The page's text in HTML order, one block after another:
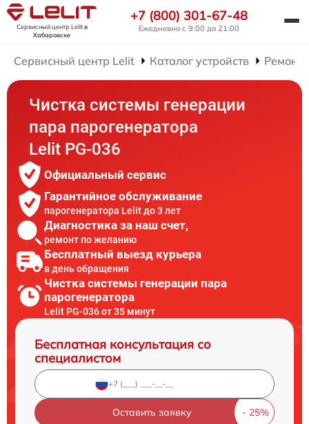
Сервисный центр Lelitв
Хабаровске
+7 (800) 301-67-48
Ежедневно с 9:00 до 21:00
Сервисный центр Lelit Каталог устройств Ремонт
Чистка системы генерации
пара парогенератора
Lelit PG-036
Официальный сервис
Гарантийное обслуживание
парогенератора Lelit до 3 лет
Диагностика за наш счет,
ремонт по желанию
Бесплатный выезд курьера
в день обращения
Чистка системы генерации пара
парогенератора
Lelit PG-036 от 35 минут
Бесплатная консультация со
специалистом
Оставить заявку